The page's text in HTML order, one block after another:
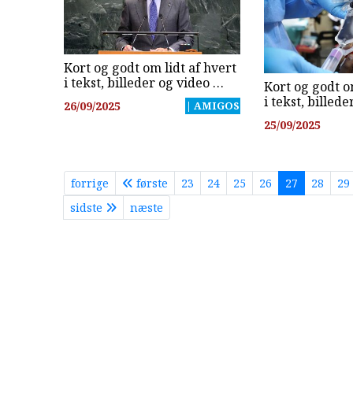
Kort og godt om lidt af hvert
i tekst, billeder og video …
26/09/2025 | AMIGOS
Kort og godt
i tekst,
25/09/2025
forrige første 23 24 25 26 27 28
29
sidste
næste